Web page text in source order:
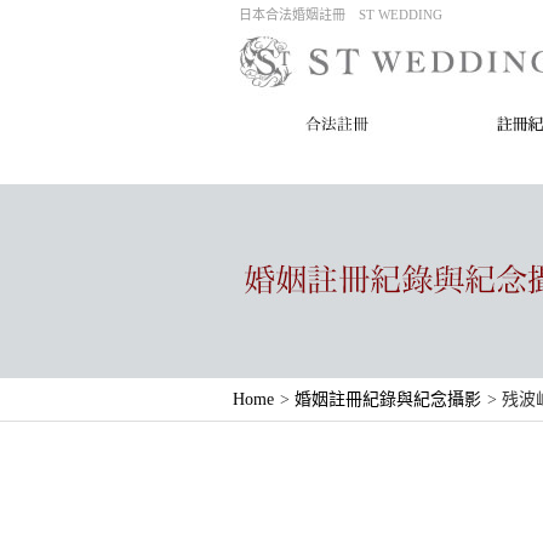
日本合法婚姻註冊 ST WEDDING
Home > 婚姻註冊紀錄與紀念攝影 > 残波